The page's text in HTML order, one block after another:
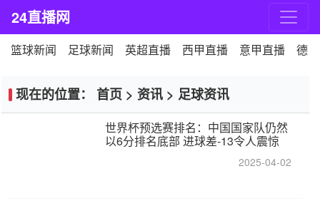
24直播网
篮球新闻 足球新闻 英超直播 西甲直播 意甲直播 德
现在的位置： 首页 > 资讯 > 足球资讯
世界杯预选赛排名：中国国家队仍然
以6分排名底部 进球差-13令人震惊
2025-04-02